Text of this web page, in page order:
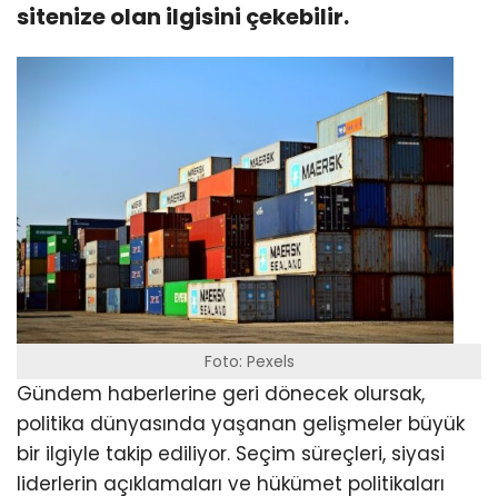
sitenize olan ilgisini çekebilir.
Foto: Pexels
Gündem haberlerine geri dönecek olursak,
politika dünyasında yaşanan gelişmeler büyük
bir ilgiyle takip ediliyor. Seçim süreçleri, siyasi
liderlerin açıklamaları ve hükümet politikaları